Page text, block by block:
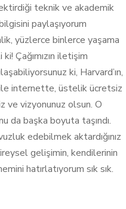
teknik ve akademik
paylaşıyorum
yüzlerce binlerce yaşama
Çağımızın iletişim
ki, Harvard’ın,
internette, üstelik ücretsiz
ve vizyonunuz olsun. O
da başka boyuta taşındı.
edebilmek aktardığınız
gelişimin, kendilerinin
hatırlatıyorum sık sık.